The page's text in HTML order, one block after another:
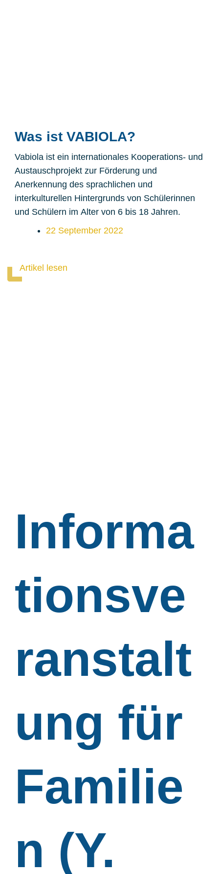
Was ist VABIOLA?
Vabiola ist ein internationales Kooperations- und
Austauschprojekt zur Förderung und
Anerkennung des sprachlichen und
interkulturellen Hintergrunds von Schülerinnen
und Schülern im Alter von 6 bis 18 Jahren.
22 September 2022
Artikel lesen
Informa
tionsve
ranstalt
ung für
Familie
n (Y.